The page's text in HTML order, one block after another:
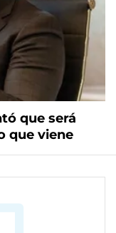
que será
que viene